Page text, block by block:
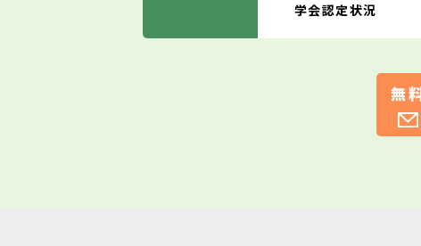
学会認定状況
無